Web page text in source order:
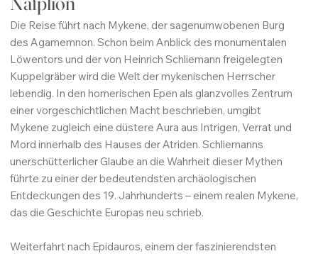
Die Reise führt nach Mykene, der sagenumwobenen Burg
des Agamemnon. Schon beim Anblick des monumentalen
Löwentors und der von Heinrich Schliemann freigelegten
Kuppelgräber wird die Welt der mykenischen Herrscher
lebendig. In den homerischen Epen als glanzvolles Zentrum
einer vorgeschichtlichen Macht beschrieben, umgibt
Mykene zugleich eine düstere Aura aus Intrigen, Verrat und
Mord innerhalb des Hauses der Atriden. Schliemanns
unerschütterlicher Glaube an die Wahrheit dieser Mythen
führte zu einer der bedeutendsten archäologischen
Entdeckungen des 19. Jahrhunderts – einem realen Mykene,
das die Geschichte Europas neu schrieb.
Weiterfahrt nach Epidauros, einem der faszinierendsten